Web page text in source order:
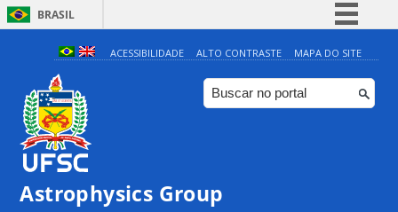
BRASIL
Simplifique!
Comunica BR
Participe
ACESSIBILIDADE ALTO CONTRASTE MAPA DO SITE
Astrophysics Group